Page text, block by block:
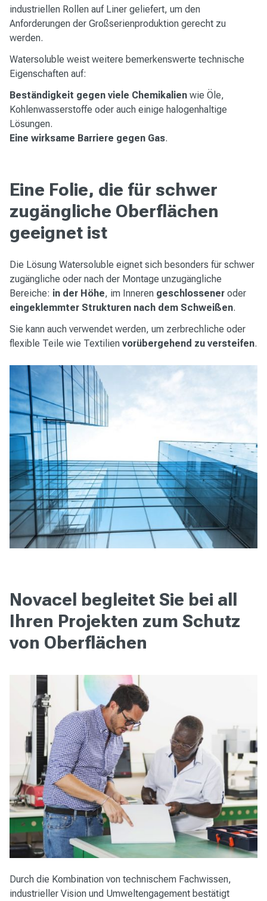
industriellen Rollen auf Liner geliefert, um den
Anforderungen der Großserienproduktion gerecht zu
werden.
Watersoluble weist weitere bemerkenswerte technische
Eigenschaften auf:
Beständigkeit gegen viele Chemikalien wie Öle,
Kohlenwasserstoffe oder auch einige halogenhaltige
Lösungen.
Eine wirksame Barriere gegen Gas.
Eine Folie, die für schwer
zugängliche Oberflächen
geeignet ist
Die Lösung Watersoluble eignet sich besonders für schwer
zugängliche oder nach der Montage unzugängliche
Bereiche: in der Höhe, im Inneren geschlossener oder
eingeklemmter Strukturen nach dem Schweißen.
Sie kann auch verwendet werden, um zerbrechliche oder
flexible Teile wie Textilien vorübergehend zu versteifen.
Novacel begleitet Sie bei all
Ihren Projekten zum Schutz
von Oberflächen
Durch die Kombination von technischem Fachwissen,
industrieller Vision und Umweltengagement bestätigt